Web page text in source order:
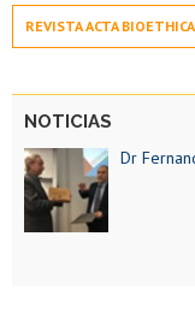
Investigación
Bioética en la
REVISTA ACTA BIOETHICA
NOTICIAS
Dr